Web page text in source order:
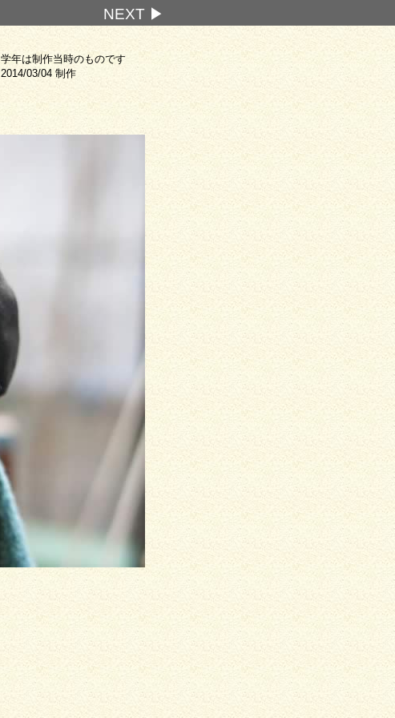
学年は制作当時のものです
2014/03/04 制作
NEXT ▶